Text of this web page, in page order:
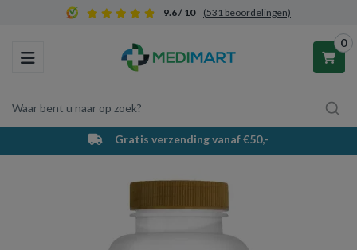
9.6 / 10 (531 beoordelingen)
Toggle navigation
Waar bent u naar op zoek?
0
Winkelwagen
Uw winkelwagen is leeg.
Vul hem met producten.
Gratis verzending vanaf €50,-